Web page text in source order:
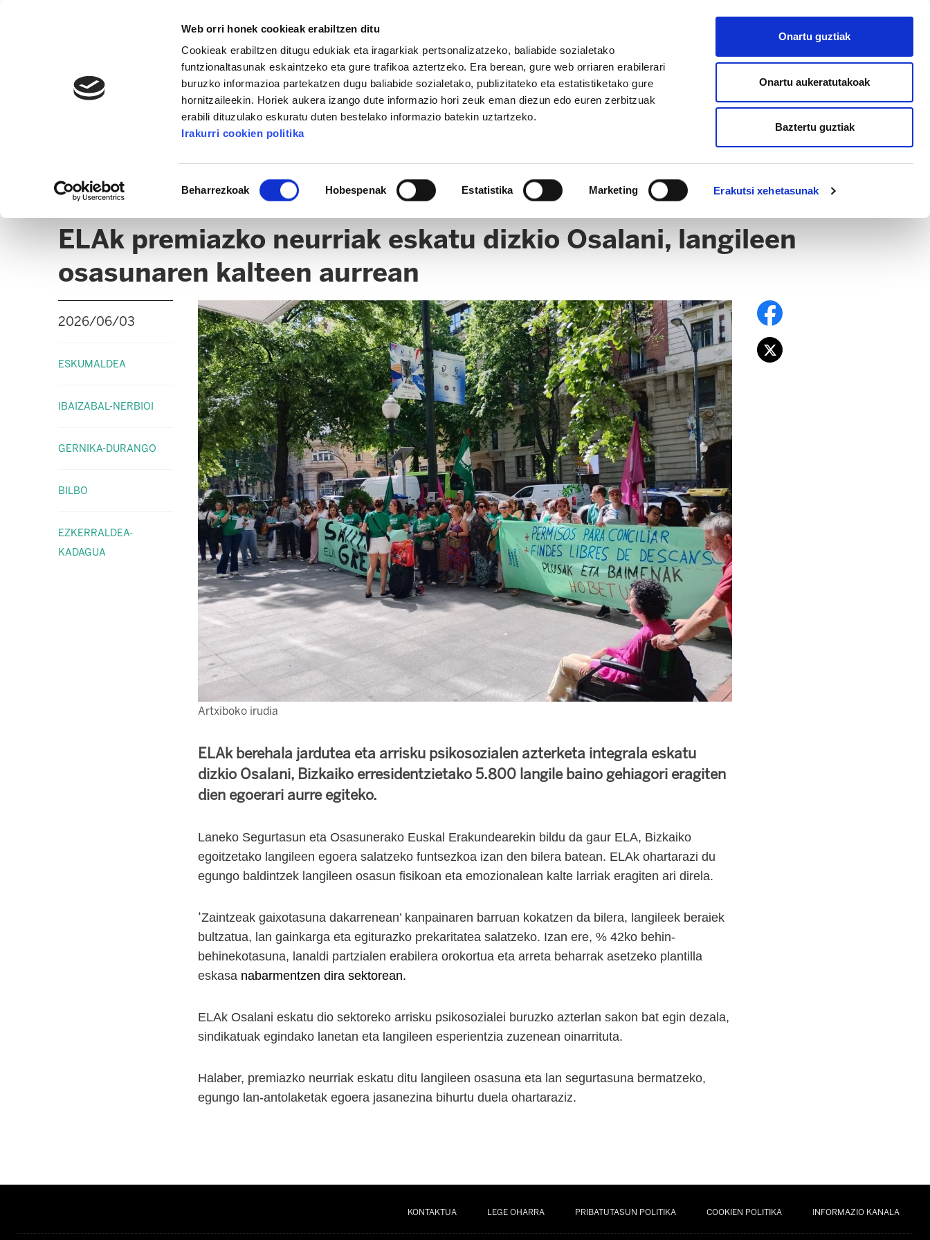
Web orri honek cookieak erabiltzen ditu
Cookieak erabiltzen ditugu edukiak eta iragarkiak pertsonalizatzeko, baliabide sozialetako
funtzionaltasunak eskaintzeko eta gure trafikoa aztertzeko. Era berean, gure web orriaren erabilerari
buruzko informazioa partekatzen dugu baliabide sozialetako, publizitateko eta estatistiketako gure
hornitzaileekin. Horiek aukera izango dute informazio hori zeuk eman diezun edo euren zerbitzuak
erabili dituzulako eskuratu duten bestelako informazio batekin uztartzeko.
Irakurri cookien politika
Beharrezkoak Hobespenak Estatistika Marketing Erakutsi xehetasunak
Onartu guztiak
Onartu aukeratutakoak
Baztertu guztiak
AFILIATU
BIZKAIKO ERRESIDENTZIAK
ELAk premiazko neurriak eskatu dizkio Osalani, langileen
osasunaren kalteen aurrean
2026/06/03
ESKUMALDEA
IBAIZABAL-NERBIOI
GERNIKA-DURANGO
BILBO
EZKERRALDEA-
KADAGUA
Artxiboko irudia
ELAk berehala jardutea eta arrisku psikosozialen azterketa integrala eskatu
dizkio Osalani, Bizkaiko erresidentzietako 5.800 langile baino gehiagori eragiten
dien egoerari aurre egiteko.
Laneko Segurtasun eta Osasunerako Euskal Erakundearekin bildu da gaur ELA, Bizkaiko
egoitzetako langileen egoera salatzeko funtsezkoa izan den bilera batean. ELAk ohartarazi du
egungo baldintzek langileen osasun fisikoan eta emozionalean kalte larriak eragiten ari direla.
‘Zaintzeak gaixotasuna dakarrenean’ kanpainaren barruan kokatzen da bilera, langileek beraiek
bultzatua, lan gainkarga eta egiturazko prekaritatea salatzeko. Izan ere, % 42ko behin-
behinekotasuna, lanaldi partzialen erabilera orokortua eta arreta beharrak asetzeko plantilla
eskasa nabarmentzen dira sektorean.
ELAk Osalani eskatu dio sektoreko arrisku psikosozialei buruzko azterlan sakon bat egin dezala,
sindikatuak egindako lanetan eta langileen esperientzia zuzenean oinarrituta.
Halaber, premiazko neurriak eskatu ditu langileen osasuna eta lan segurtasuna bermatzeko,
egungo lan-antolaketak egoera jasanezina bihurtu duela ohartaraziz.
KONTAKTUA LEGE OHARRA PRIBATUTASUN POLITIKA COOKIEN POLITIKA INFORMAZIO KANALA